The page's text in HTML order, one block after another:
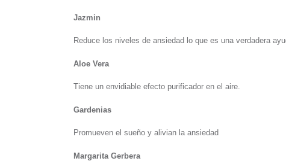
Jazmin
Reduce los niveles de ansiedad lo que es una verdadera
Aloe Vera
Tiene un envidiable efecto purificador en el aire.
Gardenias
Promueven el sueño y alivian la ansiedad
Margarita Gerbera